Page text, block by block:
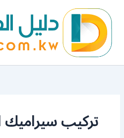
المحتوى
تركيب سيراميك